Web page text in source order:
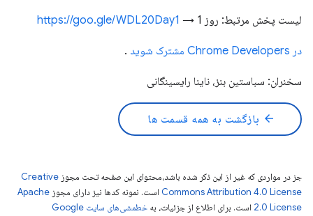
لیست پخش مرتبط: روز 1 → https://goo.gle/WDL20Day1
در Chrome Developers مشترک شوید .
سخنران: سباستین بنز، ناینا رایسینگانی
arrow_back بازگشت به همه قسمت ها
جز در مواردی که غیر از این ذکر شده باشد،‌محتوای این صفحه تحت مجوز Creative
Commons Attribution 4.0 License است. نمونه کدها نیز دارای مجوز Apache
2.0 License است. برای اطلاع از جزئیات، به
خطمشی‌های سایت Google